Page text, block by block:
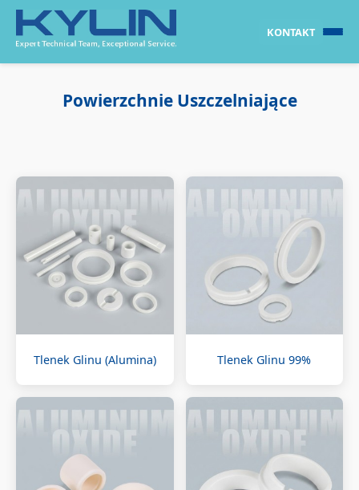
KONTAKT
Powierzchnie Uszczelniające
Tlenek Glinu (Alumina) Tlenek Glinu 99%